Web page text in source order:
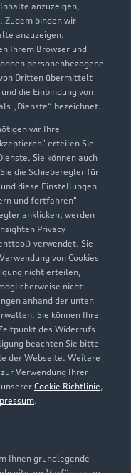
anzuzeigen,
Zudem binden wir
anzuzeigen.
Ihrem Browser und
personenbezogene
Dritten übermittelt
die Einbindung von
„Dienste“ bezeichnet.
wir Ihre
erteilen Sie
Sie können auch
die Schieberegler für
diese Einstellungen
und fortfahren"
anklicken, werden
Privacy
verwendet. Sie
von Cookies
nicht erteilen,
nicht
anhand der unten
Sie können Ihre
des Widerrufs
beachten Sie bitte
der Webseite. Weitere
Verwendung Ihrer
Cookie Richtlinie,
.
Ihnen grundlegende